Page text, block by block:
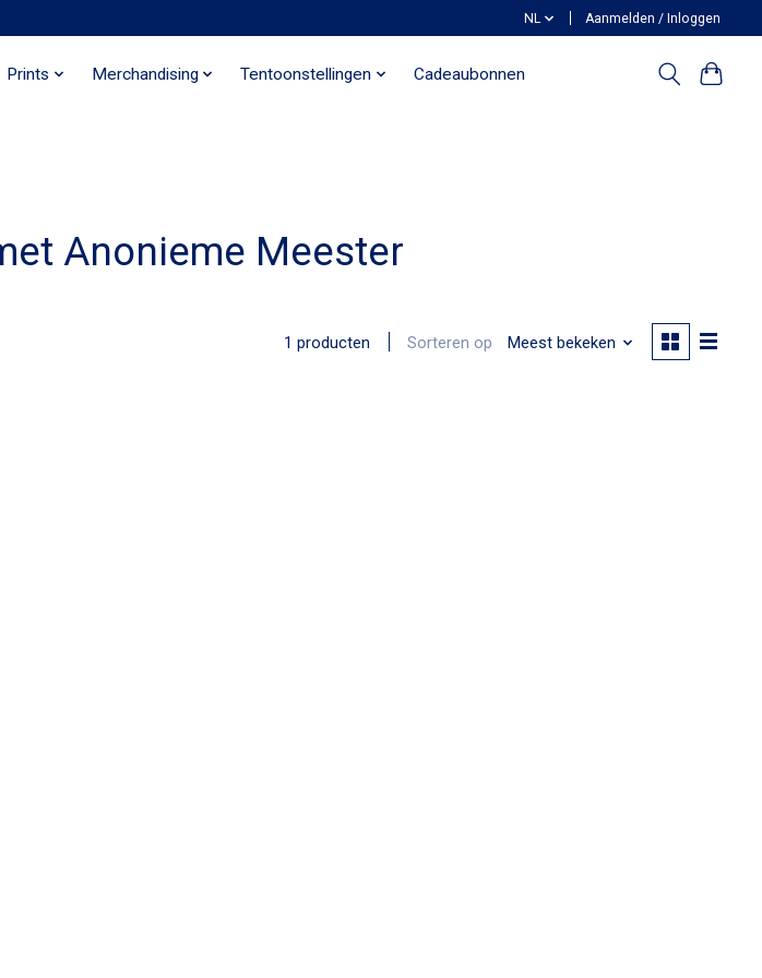
NL Aanmelden / Inloggen
Prints Merchandising Tentoonstellingen Cadeaubonnen
Anonieme Meester
1 producten Sorteren op Meest bekeken